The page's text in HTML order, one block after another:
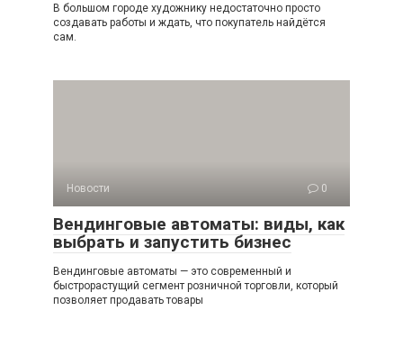
В большом городе художнику недостаточно просто
создавать работы и ждать, что покупатель найдётся
сам.
Новости 0
Вендинговые автоматы: виды, как
выбрать и запустить бизнес
Вендинговые автоматы — это современный и
быстрорастущий сегмент розничной торговли, который
позволяет продавать товары